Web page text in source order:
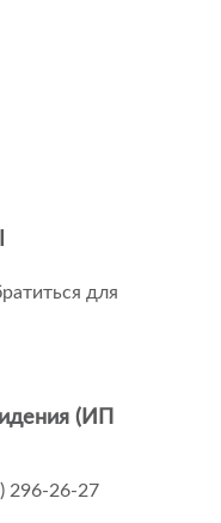
для
(ИП
296-26-27